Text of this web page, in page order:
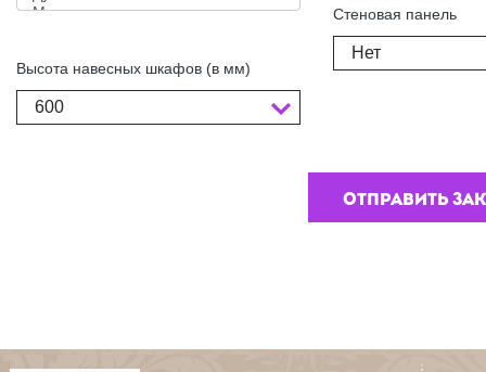
Высота навесных шкафов (в мм)
600
Стеновая панель
Нет